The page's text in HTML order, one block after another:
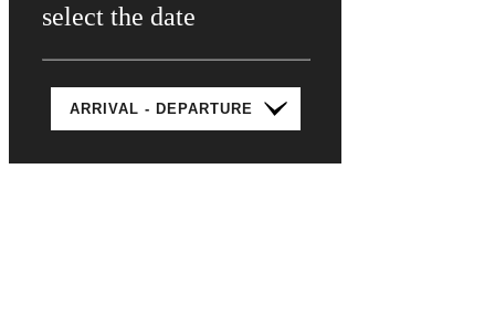
select the date